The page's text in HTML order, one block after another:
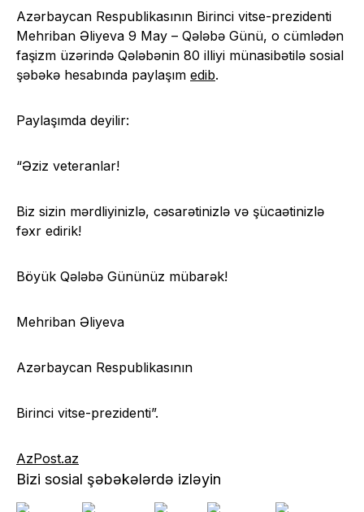
Azərbaycan Respublikasının Birinci vitse-prezidenti
Mehriban Əliyeva 9 May – Qələbə Günü, o cümlədən
faşizm üzərində Qələbənin 80 illiyi münasibətilə sosial
şəbəkə hesabında paylaşım edib.
Paylaşımda deyilir:
“Əziz veteranlar!
Biz sizin mərdliyinizlə, cəsarətinizlə və şücaətinizlə
fəxr edirik!
Böyük Qələbə Gününüz mübarək!
Mehriban Əliyeva
Azərbaycan Respublikasının
Birinci vitse-prezidenti”.
AzPost.az
Bizi sosial şəbəkələrdə izləyin